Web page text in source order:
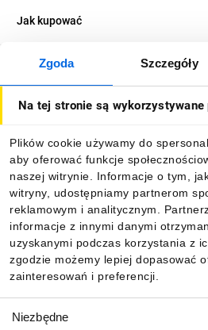
Zgoda Szczegóły
Na tej stronie są
Plików cookie używamy do
aby oferować funkcje
naszej witrynie. Informacje o tym,
witryny, udostępniamy partnerom
reklamowym i analitycznym.
informacje z innymi danymi
uzyskanymi podczas korzystania z
zgodzie możemy lepiej dopasować
zainteresowań i preferencji.
zgody
Niezbędne
Jak kupować
O firmie
Informacje
Pobierz naszą